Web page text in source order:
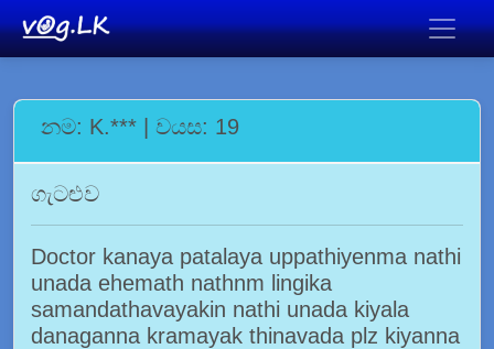
නම: K.*** | වයස: 19
ගැටළුව
Doctor kanaya patalaya uppathiyenma nathi
unada ehemath nathnm lingika
samandathavayakin nathi unada kiyala
danaganna kramayak thinavada plz kiyanna